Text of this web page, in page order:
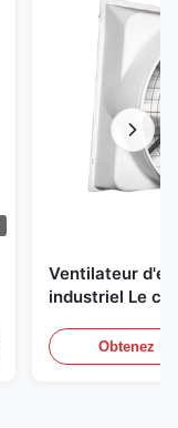
Ventilateur
industriel Le
et de Obtenez